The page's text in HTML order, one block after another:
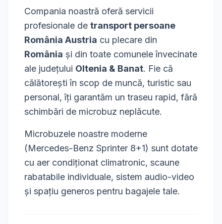
Compania noastră oferă servicii
profesionale de transport persoane
România Austria cu plecare din
România și din toate comunele învecinate
ale județului Oltenia & Banat. Fie că
călătorești în scop de muncă, turistic sau
personal, îți garantăm un traseu rapid, fără
schimbări de microbuz neplăcute.
Microbuzele noastre moderne
(Mercedes-Benz Sprinter 8+1) sunt dotate
cu aer condiționat climatronic, scaune
rabatabile individuale, sistem audio-video
și spațiu generos pentru bagajele tale.